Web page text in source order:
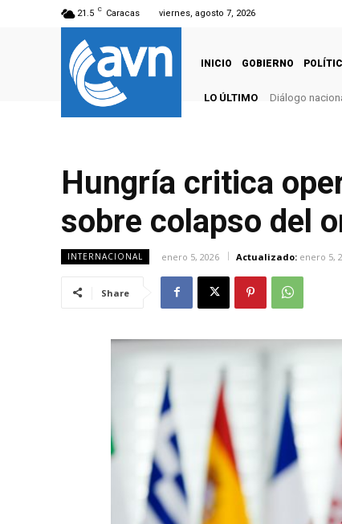
21.5 C Caracas viernes, agosto 7, 2026
INICIO GOBIERNO
LO ÚLTIMO Diálogo
Hungría critica
sobre colapso del
INTERNACIONAL enero 5, 2026 Actualizado: enero 5,
Share